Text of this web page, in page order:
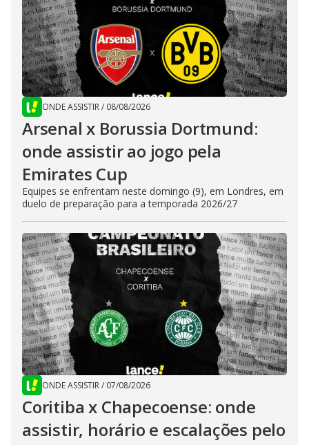
ONDE ASSISTIR/ 08/08/2026
Arsenal x Borussia Dortmund:
onde assistir ao jogo pela
Emirates Cup
Equipes se enfrentam neste domingo (9), em Londres, em
duelo de preparação para a temporada 2026/27
ONDE ASSISTIR/ 07/08/2026
Coritiba x Chapecoense: onde
assistir, horário e escalações pelo